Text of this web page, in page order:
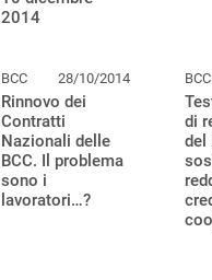
2014
BCC 28/10/2014
Rinnovo dei
Contratti
Nazionali delle
BCC. Il problema
sono i
lavoratori…?
BCC
di
del